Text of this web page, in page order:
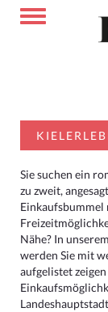
Sie suchen ein
zu zweit,
Nähe? In
werden Sie mit
aufgelistet